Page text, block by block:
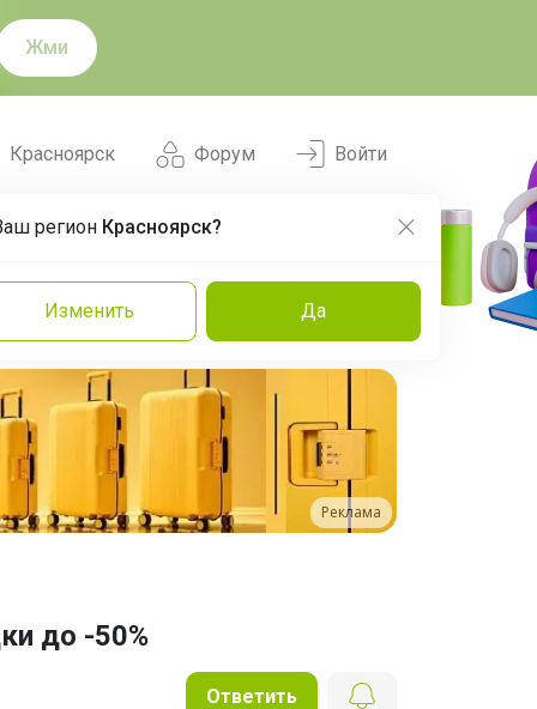
Жми
Форум
Красноярск
регион Красноярск?
Изменить Да
Войти
Команда Эксперты
Реклама
до -50%
Ответить